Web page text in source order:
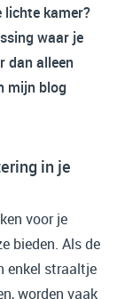
lichte kamer?
waar je
dan alleen
mijn blog
in je
voor je
bieden. Als de
enkel straaltje
worden vaak